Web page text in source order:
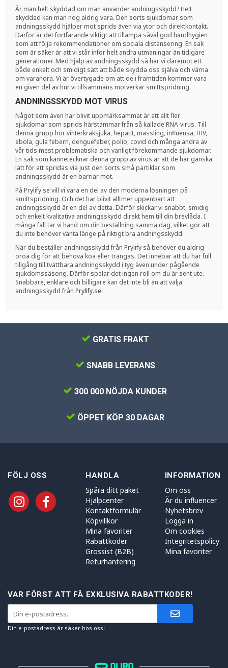
Är man helt skyddad om man använder andningsskydd? Helt
skyddad kan man nog aldrig vara. Den sorts sjukdomar som
andningsskydd hjälper mot sprids även via ytor och direktkontakt.
Därför är det fortfarande viktigt att tillämpa såväl god handhygien
som att följa rekommendationer om sociala distansering. En sak
som är säker är att vi står inför helt andra utmaningar än tidigare
generationer. Med hjälp av andningsskydd så har vi däremot ett
både enkelt och smidigt sätt att både skydda oss själva och värna
om varandra. Vi är övertygade om att de i framtiden kommer vara
en given del av hur vi tillsammans motverkar smittspridning.
ANDNINGSSKYDD MOT VIRUS
Något som även har blivit uppmärksammat är att allt fler
sjukdomar som sprids härstammar från så kallade RNA-virus. Till
denna grupp hör vinterkräksjuka, hepatit, mässling, influensa, HIV,
ebola, gula febern, denguefeber, polio, covid och många andra av
vår tids mest problematiska och vanligt förekommande sjukdomar.
En sak som kännetecknar denna grupp av virus är att de har ganska
lätt för att spridas via just den sorts små partiklar som
andningsskydd är en barriär mot.
På Prylify.se vill vi vara en del av den moderna lösningen på
smittspridning. Och det har blivit alltmer uppenbart att
andningsskydd är en del av detta. Därför skickar vi snabbt, smidig
och enkelt kvalitativa andningsskydd direkt hem till din brevlåda. I
många fall tar vi hand om din beställning samma dag, vilket gör att
du inte behöver vänta länge på riktigt bra andningsskydd.
När du beställer andningsskydd från Prylify så behöver du aldrig
oroa dig för att behöva köa eller trängas. Det innebär att du har full
tillgång till tvättbara andningsskydd i tyg även under pågående
sjukdomssäsong. Därför spelar det ingen roll om du är sent ute.
Snabbare, enklare och billigare kan det inte bli än att välja
andningsskydd från Prylify.se!
GRATIS FRAKT
SNABB LEVERANS
300 000 NÖJDA KUNDER
ÖPPET KÖP 30 DAGAR
FÖLJ OSS HANDLA
Spåra ditt paket
Hjälpcenter
Kontaktformulär
Köpvillkor
Mina favoriter
Rabattkoder
Grossist (B2B)
Returhantering
INFORMATION
Om oss
Är du influencer
Nyhetsbrev
Logga in
Om cookies
Integritetspolicy
Mina favoriter
VAR FÖRST ATT FÅ EXKLUSIVA RABATTKODER!
Din e-postadress är säker hos oss!